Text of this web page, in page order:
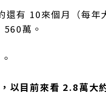
有 10來個月（每年
萬。
以目前來看 2.8萬大